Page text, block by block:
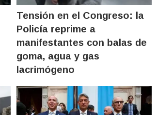
Tensión en el Congreso: la
Policía reprime a
manifestantes con balas de
goma, agua y gas
lacrimógeno